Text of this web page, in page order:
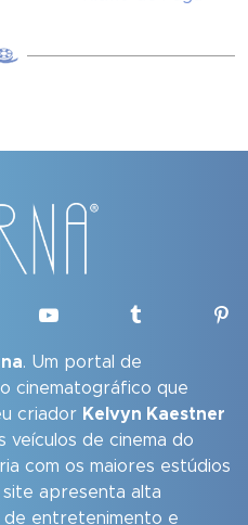
. Um portal de
cinematográfico que
criador Kelvyn Kaestner
veículos de cinema do
com os maiores estúdios
site apresenta alta
de entretenimento e